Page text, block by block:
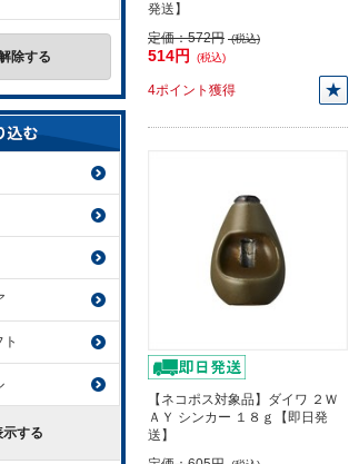
発送】
定価：572円 (税込)
514円 (税込)
4ポイント獲得
【ネコポス対象品】ダイワ ２Ｗ
ＡＹ シンカー １８ｇ【即日発
送】
除する
する